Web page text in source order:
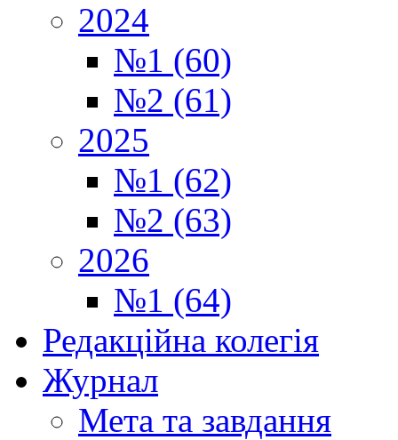
2024
№1 (60)
№2 (61)
2025
№1 (62)
№2 (63)
2026
№1 (64)
Редакційна колегія
Журнал
Мета та завдання